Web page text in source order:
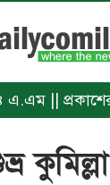
||
কুমিল্লা